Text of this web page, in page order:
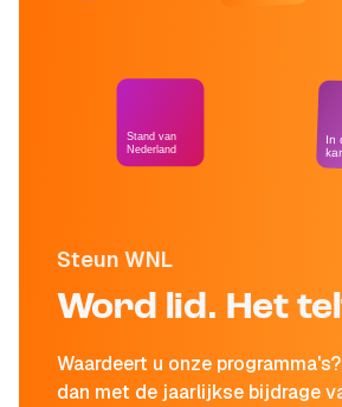
Steun WNL
Word lid. Het
Waardeert u onze
dan met de jaarlijkse bijdrage
Stand van
Nederland
In